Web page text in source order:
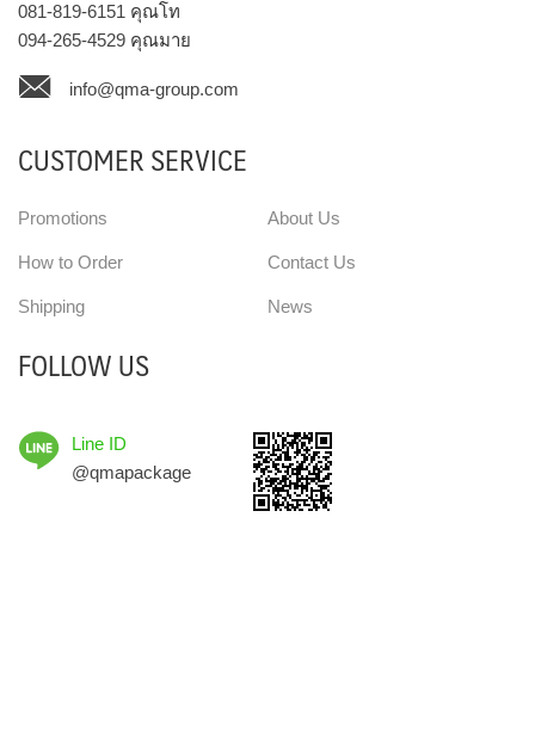
081-819-6151 คุณโท
094-265-4529 คุณมาย
info@qma-group.com
CUSTOMER SERVICE
Promotions
How to Order
Shipping
About Us
Contact Us
News
FOLLOW US
Line ID
@qmapackage